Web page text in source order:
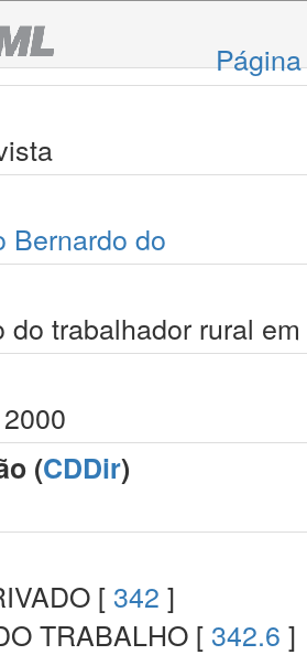
Bernardo do
do trabalhador rural
(CDDir)
[ 342 ]
TRABALHO [ 342.6 ]